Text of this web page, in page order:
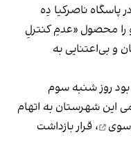
پاسگاه ناصرکیا دِه
را محصول «عدمِ کنترلِ
و بی‌اعتنایی به
روز شنبه سوم
این شهرستان به اتهام
، قرار بازداشت